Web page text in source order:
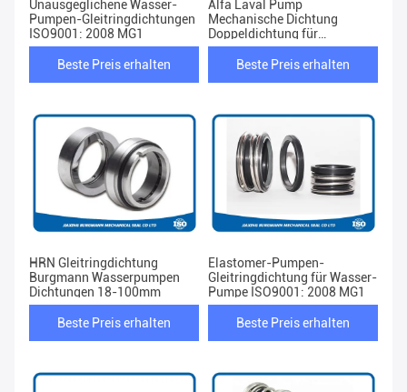
Unausgeglichene Wasser-
Pumpen-Gleitringdichtungen
ISO9001: 2008 MG1
Beste Preis erhalten
Alfa Laval Pump
Mechanische Dichtung
Doppeldichtung für
Hochdruck-
Beste Preis erhalten
HRN Gleitringdichtung
Burgmann Wasserpumpen
Dichtungen 18-100mm
Beste Preis erhalten
Elastomer-Pumpen-
Gleitringdichtung für Wasser-
Pumpe ISO9001: 2008 MG1
Beste Preis erhalten